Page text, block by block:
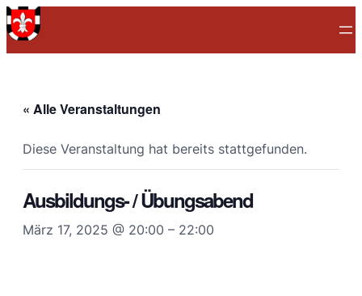
« Alle Veranstaltungen
Diese Veranstaltung hat bereits stattgefunden.
Ausbildungs- / Übungsabend
März 17, 2025 @ 20:00 – 22:00